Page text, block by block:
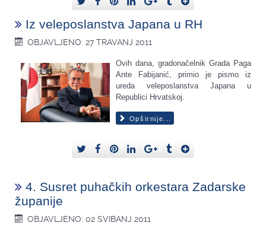
Iz veleposlanstva Japana u RH
OBJAVLJENO: 27 TRAVANJ 2011
Ovih dana, gradonačelnik Grada Paga
Ante Fabijanić, primio je pismo iz
ureda veleposlanstva Japana u
Republici Hrvatskoj.
Opširnije...
4. Susret puhačkih orkestara Zadarske
županije
OBJAVLJENO: 02 SVIBANJ 2011